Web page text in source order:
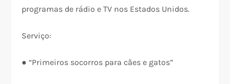
programas de rádio e TV nos Estados Unidos.
Serviço:
● “Primeiros socorros para cães e gatos”